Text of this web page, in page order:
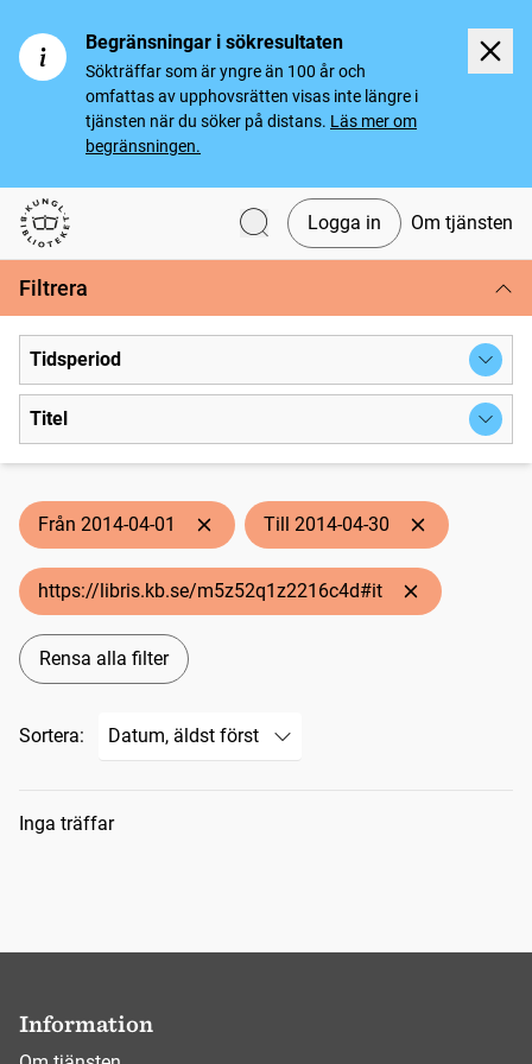
Begränsningar i sökresultaten
Sökträffar som är yngre än 100 år och
omfattas av upphovsrätten visas inte längre i
tjänsten när du söker på distans. Läs mer om
begränsningen.
Svenska tidningar
Logga in Om tjänsten
Filtrera
Tidsperiod
Titel
Från 2014-04-01 Till 2014-04-30
https://libris.kb.se/m5z52q1z2216c4d#it
Rensa alla filter
Sortera:
Sökresultat
Inga träffar
Information